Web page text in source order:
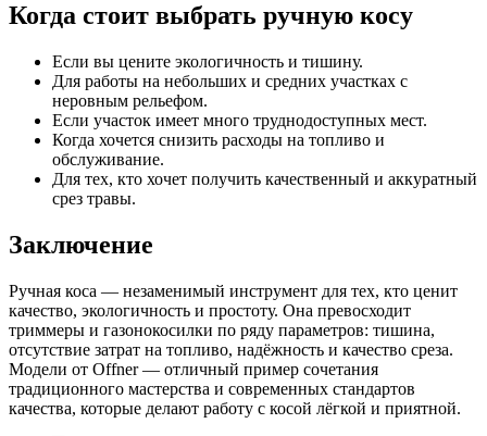
Когда стоит выбрать ручную косу
Если вы цените экологичность и тишину.
Для работы на небольших и средних участках с
неровным рельефом.
Если участок имеет много труднодоступных мест.
Когда хочется снизить расходы на топливо и
обслуживание.
Для тех, кто хочет получить качественный и аккуратный
срез травы.
Заключение
Ручная коса — незаменимый инструмент для тех, кто ценит
качество, экологичность и простоту. Она превосходит
триммеры и газонокосилки по ряду параметров: тишина,
отсутствие затрат на топливо, надёжность и качество среза.
Модели от Offner — отличный пример сочетания
традиционного мастерства и современных стандартов
качества, которые делают работу с косой лёгкой и приятной.